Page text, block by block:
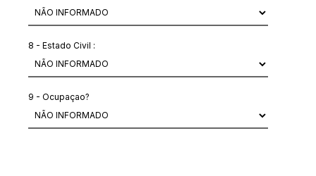
8 - Estado Civil :
9 - Ocupaçao?